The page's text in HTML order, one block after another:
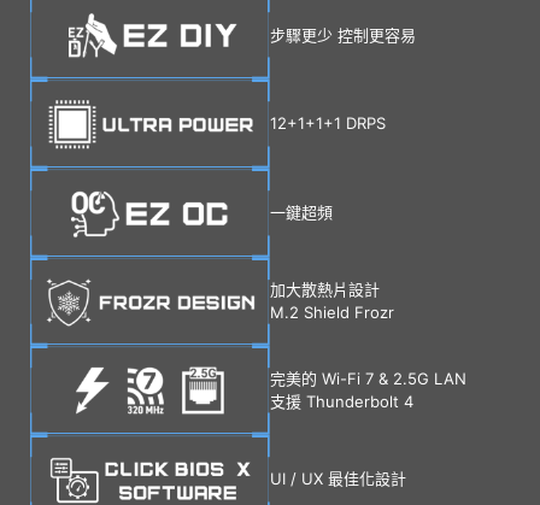
步驟更少 控制更容易
12+1+1+1 DRPS
一鍵超頻
加大散熱片設計
M.2 Shield Frozr
完美的 Wi-Fi 7 & 2.5G LAN
支援 Thunderbolt 4
UI / UX 最佳化設計